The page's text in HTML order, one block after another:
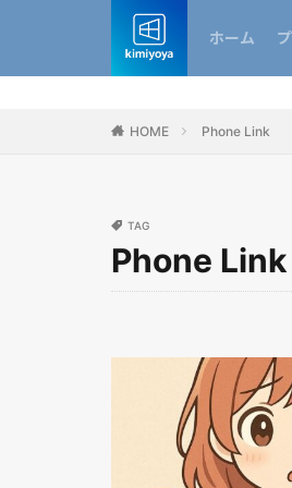
ホーム
HOME Phone Link
TAG
Phone Link